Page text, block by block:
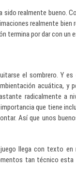
realmente bueno.
realmente bien
termina por dar con un
el sombrero. Y
acuática, y
radicalmente a
que tiene
Así que unos
llega con texto
tan técnico